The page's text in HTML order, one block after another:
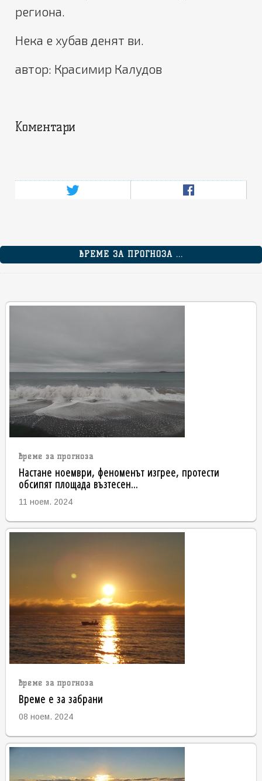
региона.
Нека е хубав денят ви.
автор: Красимир Калудов
Коментари
ВРЕМЕ ЗА ПРОГНОЗА ...
време за прогноза
Настане ноември, феноменът изгрее, протести
обсипят площада възтесен...
11 ноем. 2024
време за прогноза
Време е за забрани
08 ноем. 2024